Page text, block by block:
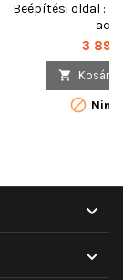
Beépítési oldal :
Ár
3 895
 Kosárba


